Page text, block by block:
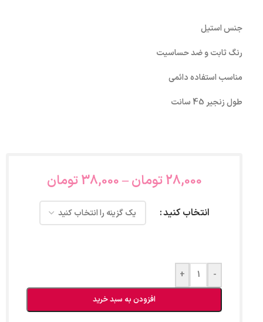
جنس استیل
رنگ ثابت و ضد حساسیت
مناسب استفاده دائمی
طول زنجیر 45 سانت
28,000تومان–
38,000تومان
انتخاب کنید
-
+
افزودن به سبد خرید